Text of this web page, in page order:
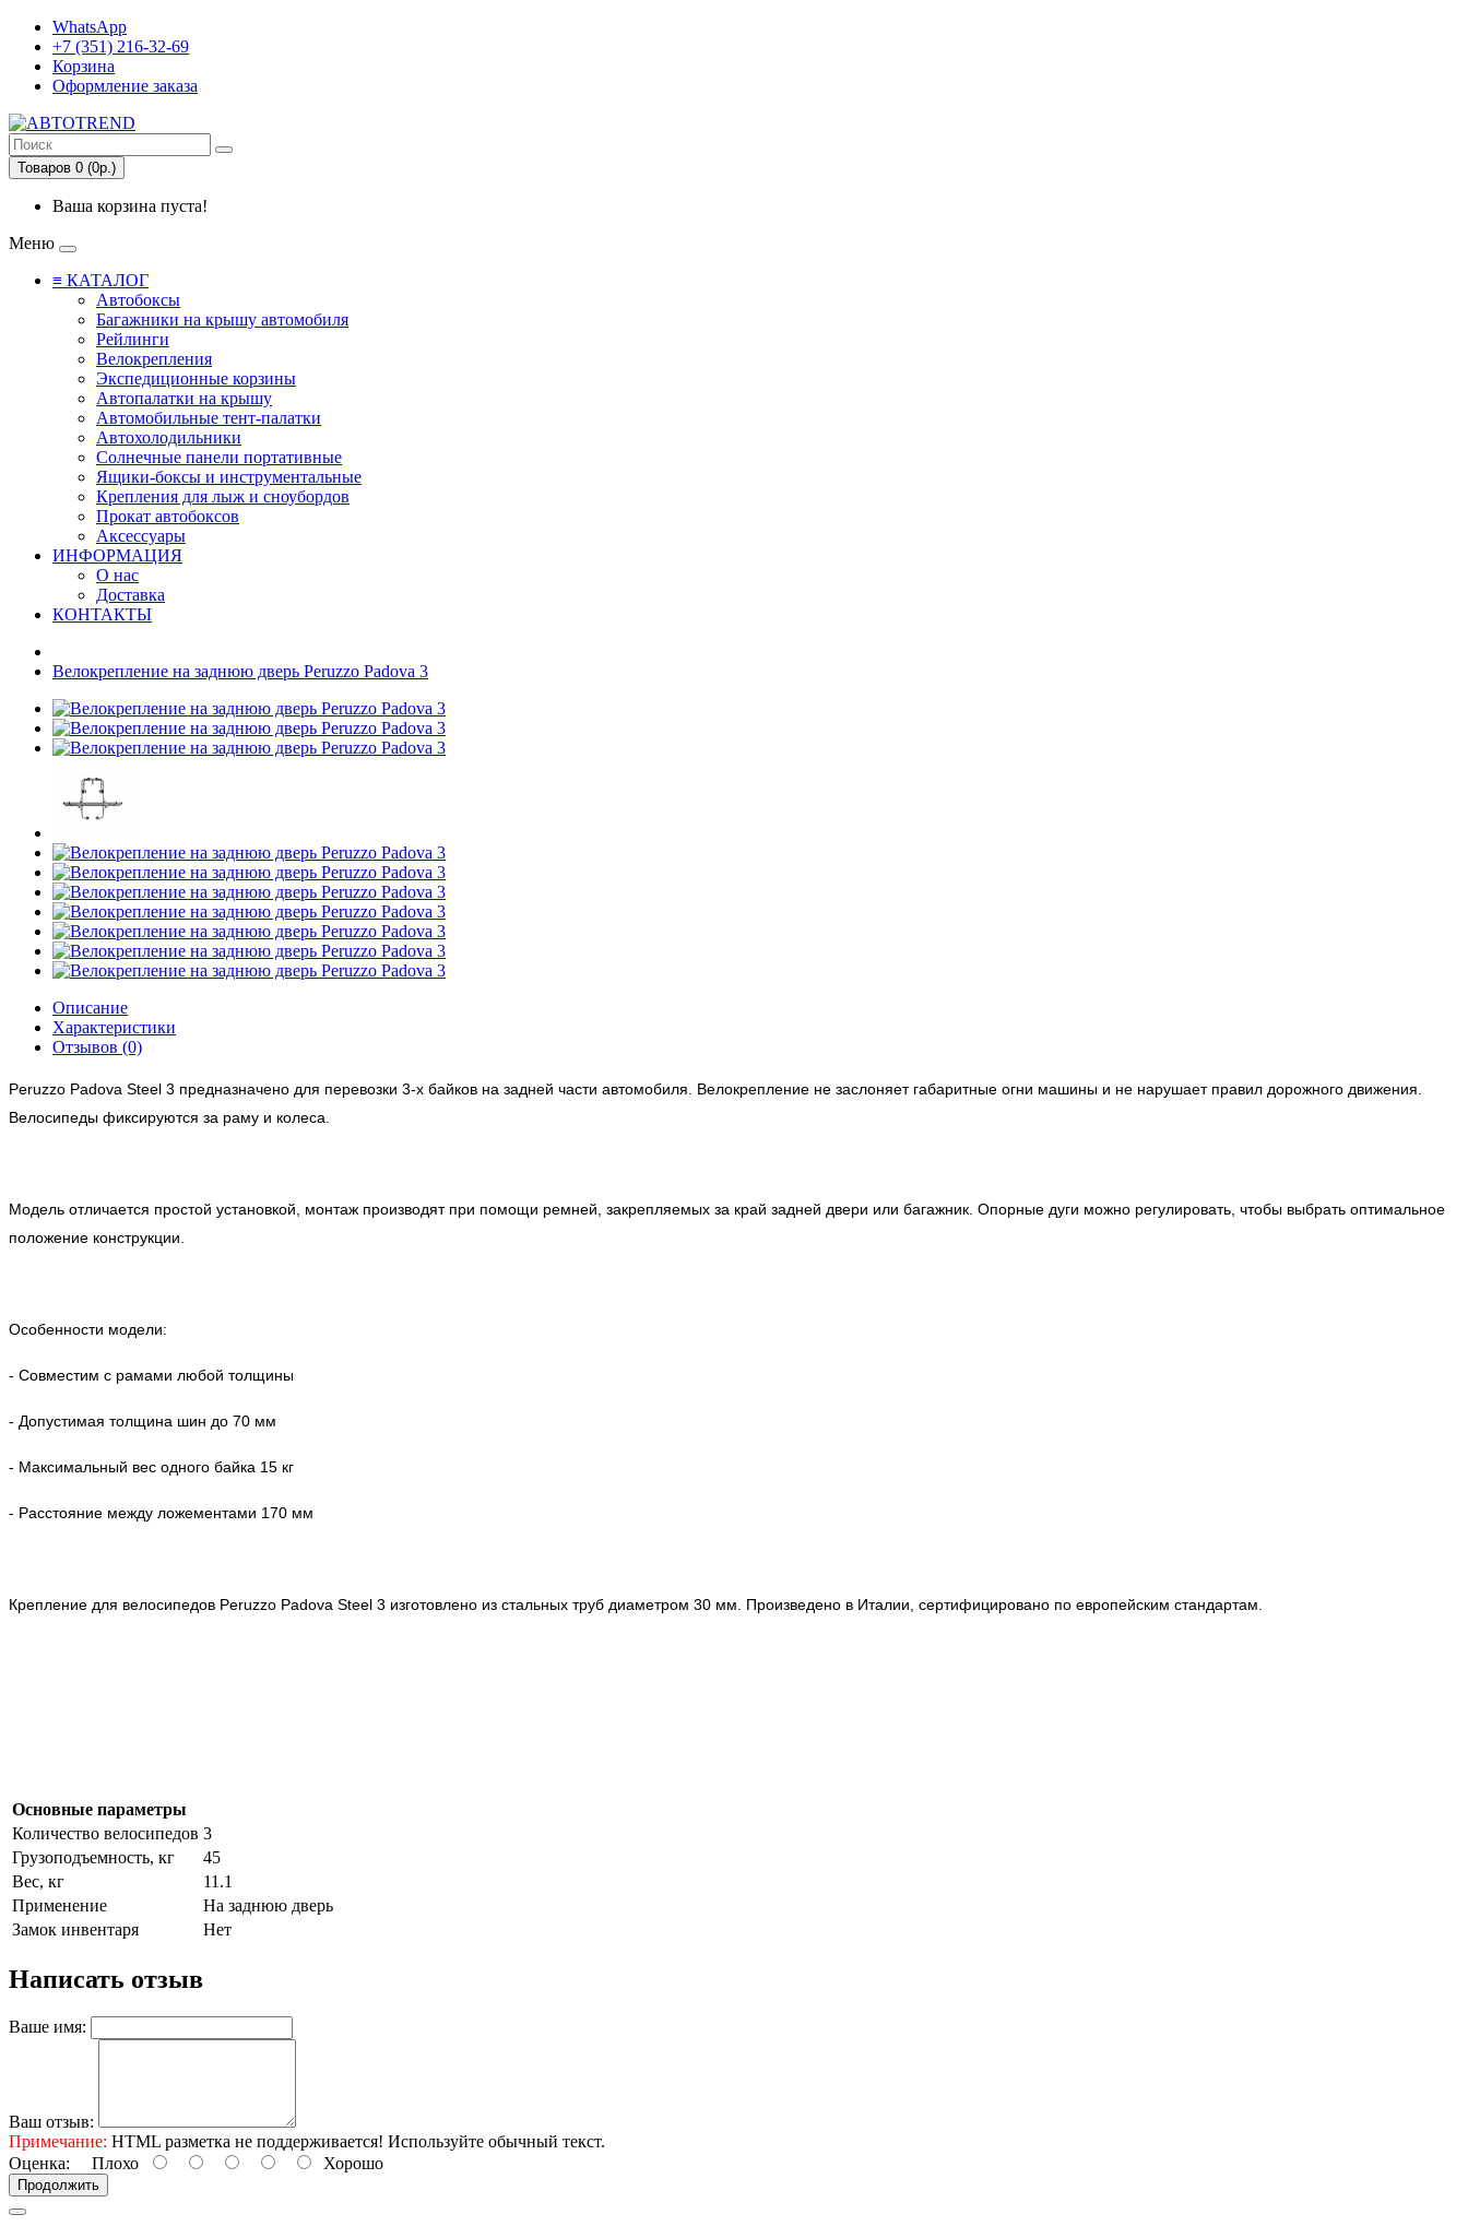
WhatsApp
+7 (351) 216-32-69
Корзина
Оформление заказа
Товаров 0 (0р.)
Ваша корзина пуста!
Меню
≡ КАТАЛОГ
Автобоксы
Багажники на крышу автомобиля
Рейлинги
Велокрепления
Экспедиционные корзины
Автопалатки на крышу
Автомобильные тент-палатки
Автохолодильники
Солнечные панели портативные
Ящики-боксы и инструментальные
Крепления для лыж и сноубордов
Прокат автобоксов
Аксессуары
ИНФОРМАЦИЯ
О нас
Доставка
КОНТАКТЫ
Велокрепление на заднюю дверь Peruzzo Padova 3
Описание
Характеристики
Отзывов (0)
Peruzzo Padova Steel 3 предназначено для перевозки 3-х байков на задней части автомобиля. Велокрепление не заслоняет габаритные огни машины и не нарушает правил дорожного движения.
Велосипеды фиксируются за раму и колеса.
Модель отличается простой установкой, монтаж производят при помощи ремней, закрепляемых за край задней двери или багажник. Опорные дуги можно регулировать, чтобы выбрать оптимальное
положение конструкции.
Особенности модели:
- Совместим с рамами любой толщины
- Допустимая толщина шин до 70 мм
- Максимальный вес одного байка 15 кг
- Расстояние между ложементами 170 мм
Крепление для велосипедов Peruzzo Padova Steel 3 изготовлено из стальных труб диаметром 30 мм. Произведено в Италии, сертифицировано по европейским стандартам.
Основные параметры
Количество велосипедов 3
Грузоподъемность, кг
45
Вес, кг
11.1
Применение
На заднюю дверь
Замок инвентаря
Нет
Написать отзыв
Ваше имя:
Ваш отзыв:
Примечание: HTML разметка не поддерживается! Используйте обычный текст.
Оценка: Плохо Хорошо
Продолжить